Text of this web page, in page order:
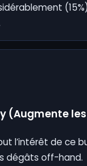
(Augmente
l’intérêt de ce
dégâts off-hand.